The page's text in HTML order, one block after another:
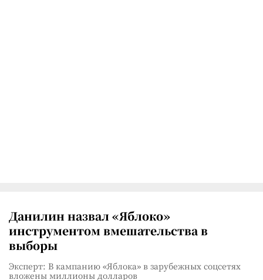
Данилин назвал «Яблоко»
инструментом вмешательства в
выборы
Эксперт: В кампанию «Яблока» в зарубежных соцсетях
вложены миллионы долларов